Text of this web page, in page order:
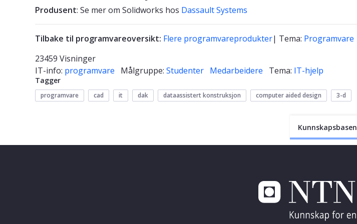
Kunnskapsbasen
Produsent: Se mer om Solidworks hos Dassault Systems
Tilbake til programvareoversikt: Flere programvareprodukter| Tema: Programvare
23459 Visninger
IT-info: programvare Målgruppe: Studenter Medarbeidere Tema: IT-hjelp
Tagger
programvare cad it dak dataassistert konstruksjon computer aided design 3-d